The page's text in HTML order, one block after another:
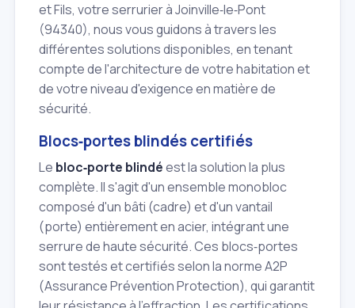
et Fils, votre serrurier à Joinville‑le‑Pont
(94340), nous vous guidons à travers les
différentes solutions disponibles, en tenant
compte de l'architecture de votre habitation et
de votre niveau d'exigence en matière de
sécurité.
Blocs‑portes blindés certifiés
Le bloc‑porte blindéest la solution la plus
complète. Il s'agit d'un ensemble monobloc
composé d'un bâti (cadre) et d'un vantail
(porte) entièrement en acier, intégrant une
serrure de haute sécurité. Ces blocs‑portes
sont testés et certifiés selon la norme A2P
(Assurance Prévention Protection), qui garantit